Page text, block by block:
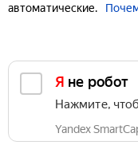
автоматические.
Я не робот
Нажмите,
Yandex